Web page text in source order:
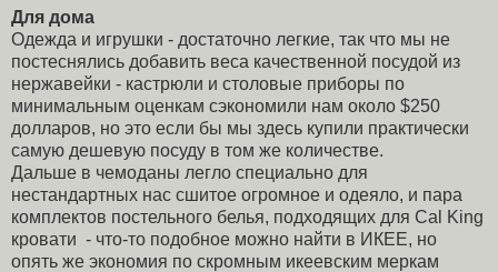
Для дома
Одежда и игрушки - достаточно легкие, так что мы не
постеснялись добавить веса качественной посудой из
нержавейки - кастрюли и столовые приборы по
минимальным оценкам сэкономили нам около $250
долларов, но это если бы мы здесь купили практически
самую дешевую посуду в том же количестве.
Дальше в чемоданы легло специально для
нестандартных нас сшитое огромное и одеяло, и пара
комплектов постельного белья, подходящих для Cal King
кровати - что-то подобное можно найти в ИКЕЕ, но
опять же экономия по скромным икеевским меркам